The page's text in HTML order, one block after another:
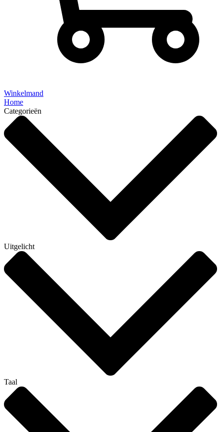
Winkelmand
Home
Categorieën
Uitgelicht
Taal